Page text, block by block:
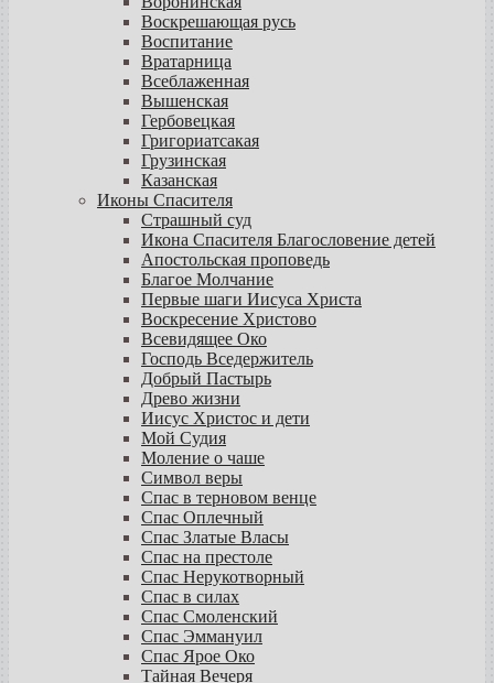
Воскрешающая русь
Воспитание
Вратарница
Всеблаженная
Вышенская
Гербовецкая
Григориатсакая
Грузинская
Казанская
Иконы Спасителя
Страшный суд
Икона Спасителя Благословение детей
Апостольская проповедь
Благое Молчание
Первые шаги Иисуса Христа
Воскресение Христово
Всевидящее Око
Господь Вседержитель
Добрый Пастырь
Древо жизни
Иисус Христос и дети
Мой Судия
Моление о чаше
Символ веры
Спас в терновом венце
Спас Оплечный
Спас Златые Власы
Спас на престоле
Спас Нерукотворный
Спас в силах
Спас Смоленский
Спас Эммануил
Спас Ярое Око
Тайная Вечеря